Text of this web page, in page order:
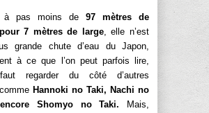
à pas moins de 97 mètres de
7 mètres de large, elle n’est
grande chute d’eau du Japon,
à ce que l’on peut parfois lire,
faut regarder du côté d’autres
Hannoki no Taki, Nachi no
Shomyo no Taki. Mais,